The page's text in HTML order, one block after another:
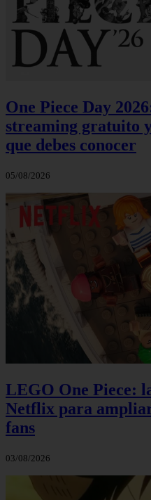
One Piece Day
streaming gratuito
que debes conocer
05/08/2026
LEGO One Piece:
Netflix para
fans
03/08/2026